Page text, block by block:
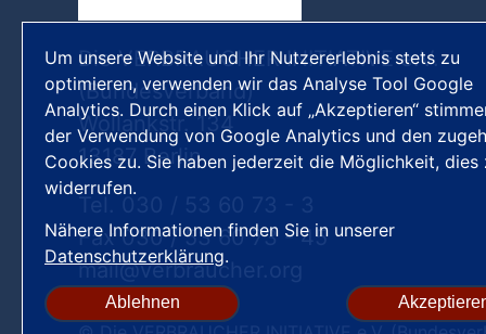
Die VERBRAUCHER INITIATIVE e.V.
(Bundesverband)
Wollankstr. 134
13187 Berlin
Fax 030 / 53 60 73 - 45
mail
verbraucher
Um unsere Website und Ihr Nutzererlebnis stets zu
optimieren, verwenden wir das Analyse Tool Google
Analytics. Durch einen Klick auf „Akzeptieren“
der Verwendung von Google Analytics und den
Cookies zu. Sie haben jederzeit die Möglichkeit, dies
widerrufen.
Nähere Informationen finden Sie in unserer
Datenschutzerklärung.
Ablehnen